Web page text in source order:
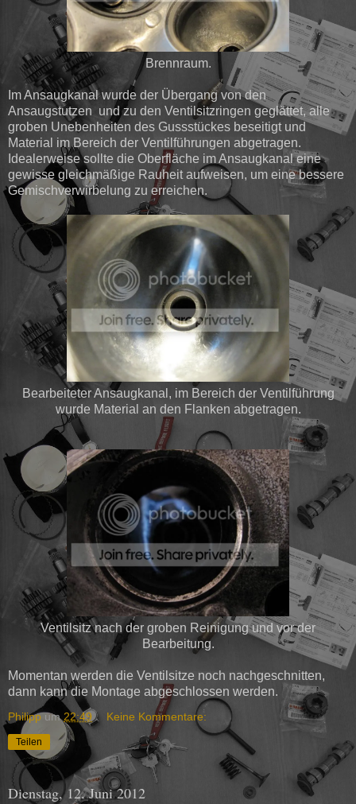
Brennraum.
Im Ansaugkanal wurde der Übergang von den
Ansaugstutzen und zu den Ventilsitzringen geglättet, alle
groben Unebenheiten des Gussstückes beseitigt und
Material im Bereich der Ventilführungen abgetragen.
Idealerweise sollte die Oberfläche im Ansaugkanal eine
gewisse gleichmäßige Rauheit aufweisen, um eine bessere
Gemischverwirbelung zu erreichen.
Bearbeiteter Ansaugkanal, im Bereich der Ventilführung
wurde Material an den Flanken abgetragen.
Ventilsitz nach der groben Reinigung und vor der
Bearbeitung.
Momentan werden die Ventilsitze noch nachgeschnitten,
dann kann die Montage abgeschlossen werden.
Philipp um22:49 Keine Kommentare:
Teilen
Dienstag, 12. Juni 2012